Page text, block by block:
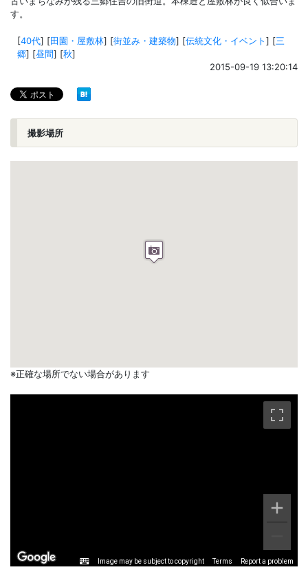
す。
[40代] [田園・屋敷林] [街並み・建築物] [伝統文化・イベント] [三
郷] [昼間] [秋]
2015-09-19 13:20:14
撮影場所
※正確な場所でない場合があります
Image may be subject to copyright Terms Report a problem